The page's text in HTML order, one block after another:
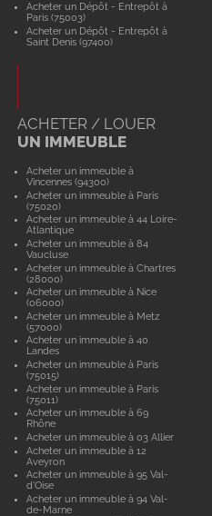
Acheter un Dépôt - Entrepôt à
Paris (75003)
Acheter un Dépôt - Entrepôt à
Saint Denis (97400)
ACHETER / LOUER
UN IMMEUBLE
Acheter un immeuble à
Vincennes (94300)
Acheter un immeuble à Paris
(75020)
Acheter un immeuble à 44 Loire-
Atlantique
Acheter un immeuble à 84
Vaucluse
Acheter un immeuble à Chartres
(28000)
Acheter un immeuble à Nice
(06000)
Acheter un immeuble à Metz
(57000)
Acheter un immeuble à 40
Landes
Acheter un immeuble à Paris
(75015)
Acheter un immeuble à Paris
(75011)
Acheter un immeuble à 69
Rhône
Acheter un immeuble à 03 Allier
Acheter un immeuble à 12
Aveyron
Acheter un immeuble à 95 Val-
d'Oise
Acheter un immeuble à 94 Val-
de-Marne